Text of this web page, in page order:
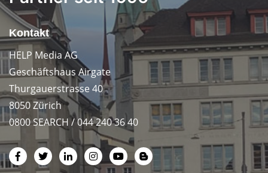
Kontakt
HELP Media AG
Geschäftshaus Airgate
Thurgauerstrasse 40
8050 Zürich
0800 SEARCH / 044 240 36 40